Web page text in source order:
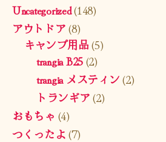
Uncategorized(148)
アウトドア(8)
キャンプ用品(5)
trangia B25(2)
trangia メスティン(2)
トランギア(2)
おもちゃ (4)
つくったよ(7)